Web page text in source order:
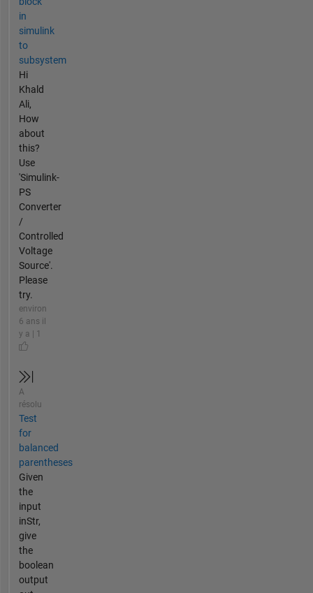
in
simulink
to
subsystem
Hi
Khald
Ali,
How
about
this?
Use
'Simulink-
PS
Converter
/
Controlled
Voltage
Source'.
Please
try.
environ
6 ans il
y a | 1
A
résolu
Test
for
balanced
parentheses
Given
the
input
inStr,
give
the
boolean
output